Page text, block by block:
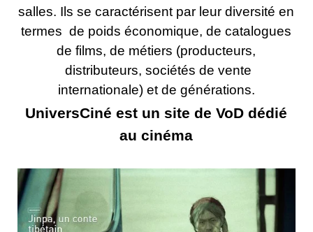
salles. Ils se caractérisent par leur diversité en
termes de poids économique, de catalogues
de films, de métiers (producteurs,
distributeurs, sociétés de vente
internationale) et de générations.
UniversCiné est un site de VoD dédié
au cinéma